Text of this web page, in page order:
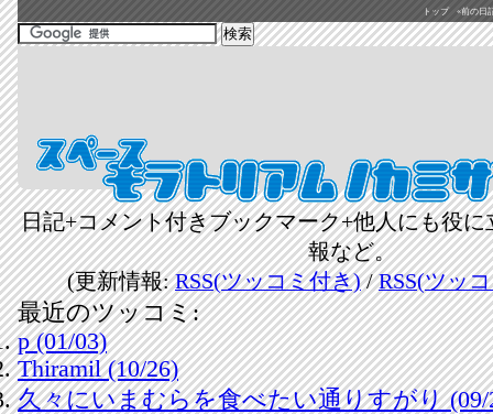
トップ «前の日
日記+コメント付きブックマーク+他人にも役
報など。
(更新情報:RSS(ツッコミ付き)/RSS(ツッ
最近のツッコミ:
p (01/03)
Thiramil (10/26)
久々にいまむらを食べたい通りすがり (09/